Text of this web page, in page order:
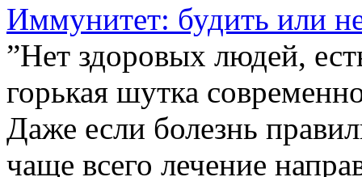
Иммунитет: будить или
”Нет здоровых людей,
горькая шутка
Даже если болезнь
чаще всего лечение